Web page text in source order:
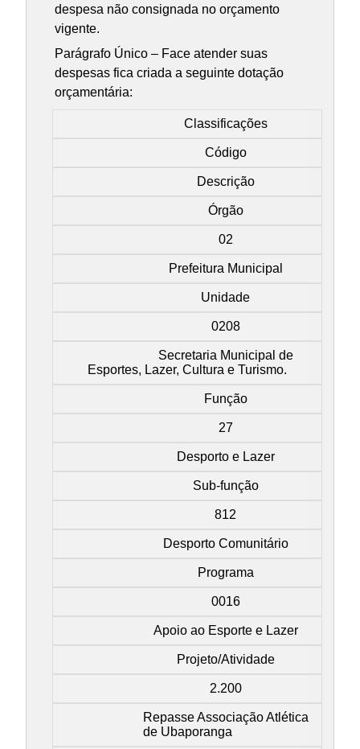
despesa não consignada no orçamento
vigente.
Parágrafo Único – Face atender suas
despesas fica criada a seguinte dotação
orçamentária:
Classificações
Código
Descrição
Órgão
02
Prefeitura Municipal
Unidade
0208
Secretaria Municipal de
Esportes, Lazer, Cultura e Turismo.
Função
27
Desporto e Lazer
Sub-função
812
Desporto Comunitário
Programa
0016
Apoio ao Esporte e Lazer
Projeto/Atividade
2.200
Repasse Associação Atlética
de Ubaporanga